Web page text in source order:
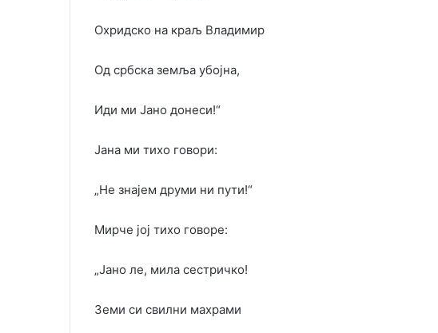
Охридско на краљ Владимир
Од србска земља убојна,
Иди ми Јано донеси!“
Јана ми тихо говори:
„Не знајем друми ни пути!“
Мирче јој тихо говоре:
„Јано ле, мила сестричко!
Земи си свилни махрами